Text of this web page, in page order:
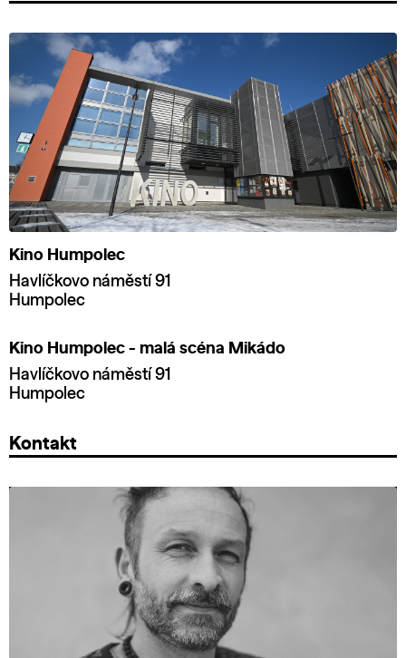
Kino Humpolec
Havlíčkovo náměstí 91
Humpolec
Kino Humpolec - malá scéna Mikádo
Havlíčkovo náměstí 91
Humpolec
Kontakt